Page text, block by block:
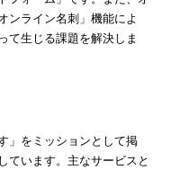
ンライン名刺」機能によ
て生じる課題を解決しま
」をミッションとして掲
ています。主なサービスと